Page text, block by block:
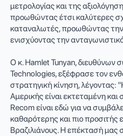
μετρολογίας και της
προωθώντας έτσι καλύτερες
καταναλωτές, προωθώντας την
ενισχύοντας την
Ο κ. Hamlet Tunyan, διευθύνων
Technologies, εξέφρασε τον
στρατηγική κίνηση, λέγοντας:
Αμερικής είναι εκτεταμένη και
Recom είναι εδώ για να
καθαρότερης και πιο προσιτής
Βραζιλιάνους. Η επέκτασή μας